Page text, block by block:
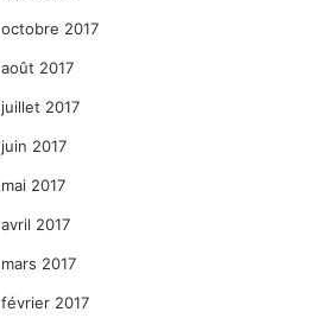
octobre 2017
août 2017
juillet 2017
juin 2017
mai 2017
avril 2017
mars 2017
février 2017